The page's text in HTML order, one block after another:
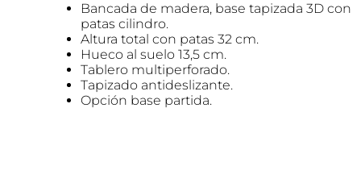
Bancada de madera, base tapizada 3D con
patas cilindro.
Altura total con patas 32 cm.
Hueco al suelo 13,5 cm.
Tablero multiperforado.
Tapizado antideslizante.
Opción base partida.